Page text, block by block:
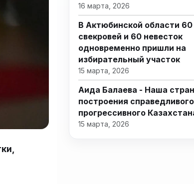
16 марта, 2026
В Актюбинской области 60
свекровей и 60 невесток
одновременно пришли на
избирательный участок
15 марта, 2026
Аида Балаева - Наша
построения
прогрессивного
15 марта, 2026